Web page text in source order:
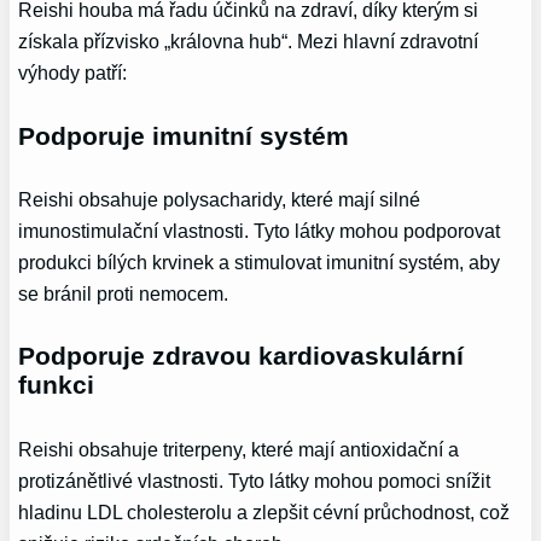
Reishi houba má řadu účinků na zdraví, díky kterým si
získala přízvisko „královna hub“. Mezi hlavní zdravotní
výhody patří:
Podporuje imunitní systém
Reishi obsahuje polysacharidy, které mají silné
imunostimulační vlastnosti. Tyto látky mohou podporovat
produkci bílých krvinek a stimulovat imunitní systém, aby
se bránil proti nemocem.
Podporuje zdravou kardiovaskulární
funkci
Reishi obsahuje triterpeny, které mají antioxidační a
protizánětlivé vlastnosti. Tyto látky mohou pomoci snížit
hladinu LDL cholesterolu a zlepšit cévní průchodnost, což